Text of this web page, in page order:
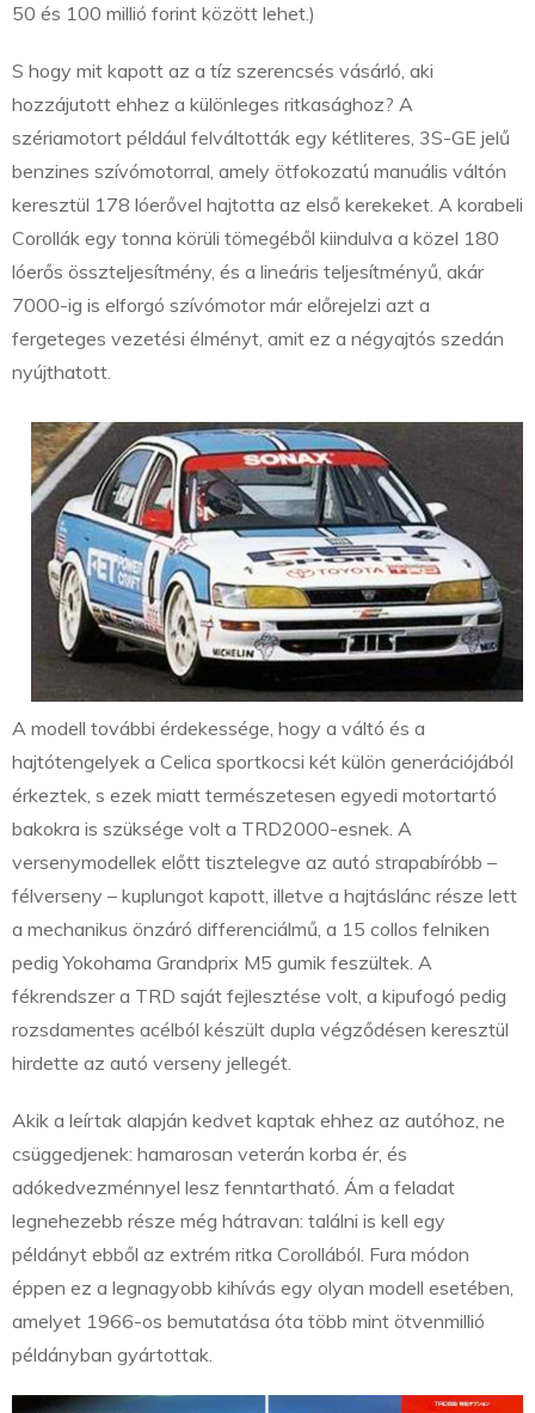
50 és 100 millió forint között lehet.)
S hogy mit kapott az a tíz szerencsés vásárló, aki
hozzájutott ehhez a különleges ritkasághoz? A
szériamotort például felváltották egy kétliteres, 3S-GE jelű
benzines szívómotorral, amely ötfokozatú manuális váltón
keresztül 178 lóerővel hajtotta az első kerekeket. A korabeli
Corollák egy tonna körüli tömegéből kiindulva a közel 180
lóerős összteljesítmény, és a lineáris teljesítményű, akár
7000-ig is elforgó szívómotor már előrejelzi azt a
fergeteges vezetési élményt, amit ez a négyajtós szedán
nyújthatott.
A modell további érdekessége, hogy a váltó és a
hajtótengelyek a Celica sportkocsi két külön generációjából
érkeztek, s ezek miatt természetesen egyedi motortartó
bakokra is szüksége volt a TRD2000-esnek. A
versenymodellek előtt tisztelegve az autó strapabíróbb –
félverseny – kuplungot kapott, illetve a hajtáslánc része lett
a mechanikus önzáró differenciálmű, a 15 collos felniken
pedig Yokohama Grandprix M5 gumik feszültek. A
fékrendszer a TRD saját fejlesztése volt, a kipufogó pedig
rozsdamentes acélból készült dupla végződésen keresztül
hirdette az autó verseny jellegét.
Akik a leírtak alapján kedvet kaptak ehhez az autóhoz, ne
csüggedjenek: hamarosan veterán korba ér, és
adókedvezménnyel lesz fenntartható. Ám a feladat
legnehezebb része még hátravan: találni is kell egy
példányt ebből az extrém ritka Corollából. Fura módon
éppen ez a legnagyobb kihívás egy olyan modell esetében,
amelyet 1966-os bemutatása óta több mint ötvenmillió
példányban gyártottak.